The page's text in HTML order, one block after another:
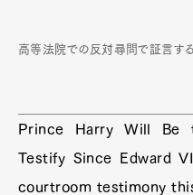
高等法院での反対尋問で証言する
Prince Harry Will Be
Testify Since Edward
courtroom testimony